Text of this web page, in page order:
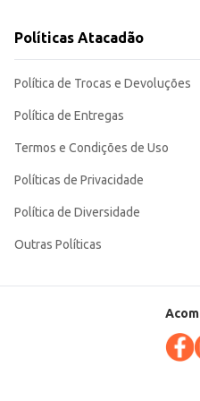
Políticas Atacadão
Política de Trocas e Devoluções
Política de Entregas
Termos e Condições de Uso
Políticas de Privacidade
Política de Diversidade
Outras Políticas